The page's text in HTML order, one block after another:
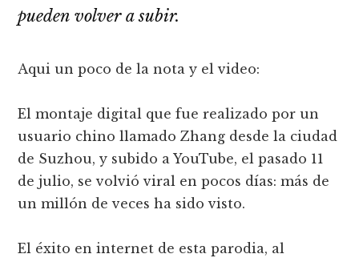
pueden volver a subir.
Aqui un poco de la nota y el video:
El montaje digital que fue realizado por un
usuario chino llamado Zhang desde la ciudad
de Suzhou, y subido a YouTube, el pasado 11
de julio, se volvió viral en pocos días: más de
un millón de veces ha sido visto.
El éxito en internet de esta parodia, al